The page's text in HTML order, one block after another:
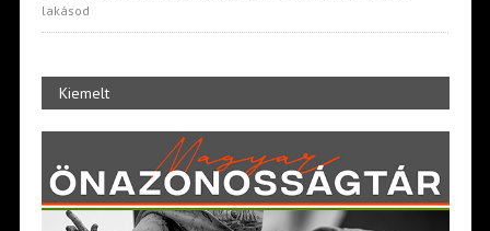
lakásod
Kiemelt